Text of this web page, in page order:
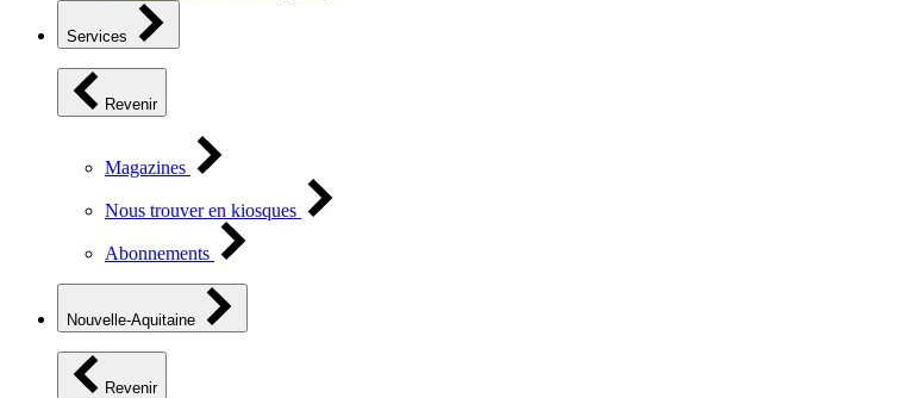
Services
Revenir
Magazines
Nous trouver en kiosques
Abonnements
Nouvelle-Aquitaine
Revenir